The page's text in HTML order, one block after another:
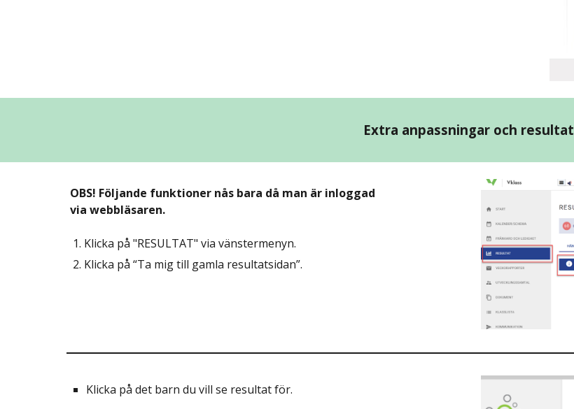
Extra anpassningar och resultat
OBS! Följande funktioner nås bara då man är inloggad
via webbläsaren.
Klicka på "RESULTAT" via vänstermenyn.
Klicka på “Ta mig till gamla resultatsidan”.
Klicka på det barn du vill se resultat för.